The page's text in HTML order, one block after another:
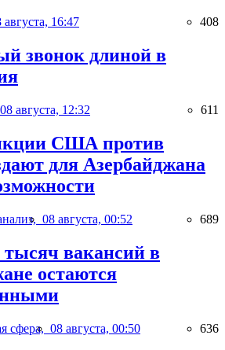
августа, 16:47 408
звонок длиной в
08 августа, 12:32 611
США против
для Азербайджана
08 августа, 00:52 689
вакансий в
остаются
сфера, 08 августа, 00:50 636